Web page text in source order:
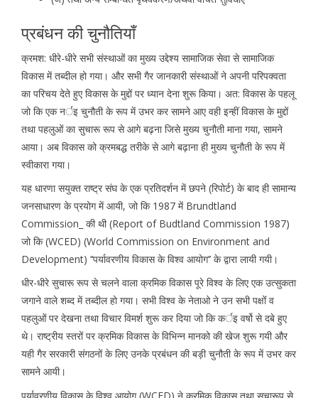
प्रबंधन की चुनौतियाँ
क्रमश: धीरे-धीरे सभी संस्थाओं का मुख्य उद्देश्य सामाजिक सेवा से सामाजिक
विकास में तब्दील हो गया। और सभी गैर जानकारी संस्थाओं ने अपनी परिपक्वता
का परिचय देते हुए विकास के मुद्दों पर ध्यान देना शुरू किया। अत: विकास के पहलू
जो कि एक नर्इ चुनौती के रूप में उभर कर सामने आए वही इन्हीं विकास के मुद्दों
तथा पहलुओं का सुचारू रूप से आगे बढ़ना जिसे मुख्य चुनौती माना गया, सामने
आया। अब विकास को क्रमबद्ध तरीके से आगे बढ़ाना ही मुख्य चुनौती के रूप में
स्वीकारा गया।
यह धारणा सयुक्त राष्ट्र संघ के एक प्रतिदर्शन में छपने (रिपोर्ट) के बाद ही सामान्य
जनसाधारण के प्रयोग में आयी, जो कि 1987 में Brundtland
Commission_ की थी (Report of Budtland Commission 1987)
जो कि (WCED) (World Commission on Environment and
Development) ‘‘पर्यावरणीय विकास के विश्व आयोग’’ के द्वारा लायी गयी।
धीर-धीरे सुचारू रूप से चलने वाला क्रमिक विकास पूरे विश्व के लिए एक उत्सुकता
जगाने वाले शब्द में तब्दील हो गया। सभी विश्व के नेताओ ने उन सभी पक्षोंं व
पहलुओं पर देखना तथा विचार विमर्श शुरू कर दिया जो कि कर्इ वर्षो से दबे हुए
थे। राष्ट्रीय स्तरों पर क्रमिक विकास के विभिन्न मानको की खेज शुरू गयी और
यही गैर सरकारी संगठनों के लिए उनके प्रबंधन की बड़ी चुनौती के रूप में उभर कर
सामने आयी।